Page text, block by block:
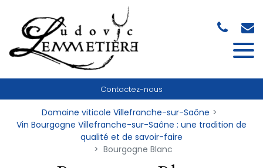
Contactez-nous
Domaine viticole Villefranche-sur-Saône
Vin Bourgogne Villefranche-sur-Saône : une tradition de
qualité et de savoir-faire
Bourgogne Blanc
Panneau de gestion des cookies